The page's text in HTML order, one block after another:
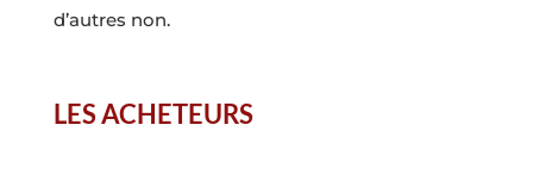
d’autres non.
LES ACHETEURS